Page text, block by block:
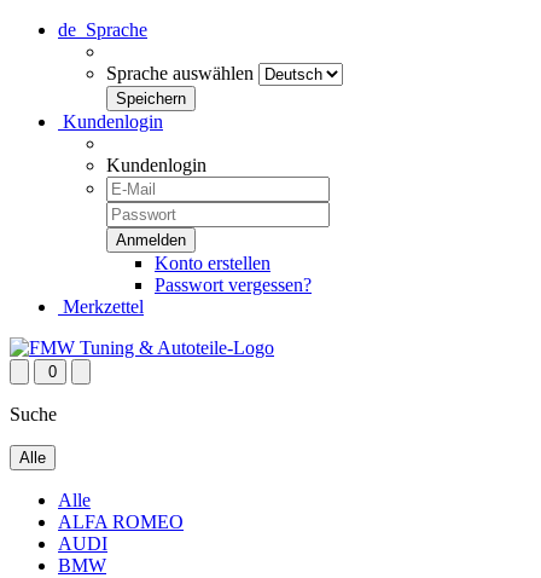
de Sprache
Sprache auswählen
Kundenlogin
Kundenlogin
Konto erstellen
Passwort vergessen?
Merkzettel
0
Suche
Alle
Alle
ALFA ROMEO
AUDI
BMW